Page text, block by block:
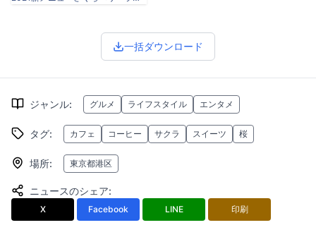
一括ダウンロード
ジャンル: グルメ ライフスタイル エンタメ
タグ: カフェ コーヒー サクラ スイーツ 桜
場所: 東京都港区
ニュースのシェア:
X Facebook LINE 印刷